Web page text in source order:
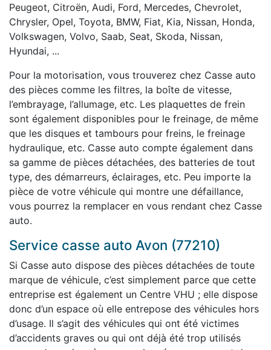
Peugeot, Citroën, Audi, Ford, Mercedes, Chevrolet,
Chrysler, Opel, Toyota, BMW, Fiat, Kia, Nissan, Honda,
Volkswagen, Volvo, Saab, Seat, Skoda, Nissan,
Hyundai, ...
Pour la motorisation, vous trouverez chez Casse auto
des pièces comme les filtres, la boîte de vitesse,
l’embrayage, l’allumage, etc. Les plaquettes de frein
sont également disponibles pour le freinage, de même
que les disques et tambours pour freins, le freinage
hydraulique, etc. Casse auto compte également dans
sa gamme de pièces détachées, des batteries de tout
type, des démarreurs, éclairages, etc. Peu importe la
pièce de votre véhicule qui montre une défaillance,
vous pourrez la remplacer en vous rendant chez Casse
auto.
Service casse auto Avon (77210)
Si Casse auto dispose des pièces détachées de toute
marque de véhicule, c’est simplement parce que cette
entreprise est également un Centre VHU ; elle dispose
donc d’un espace où elle entrepose des véhicules hors
d’usage. Il s’agit des véhicules qui ont été victimes
d’accidents graves ou qui ont déjà été trop utilisés